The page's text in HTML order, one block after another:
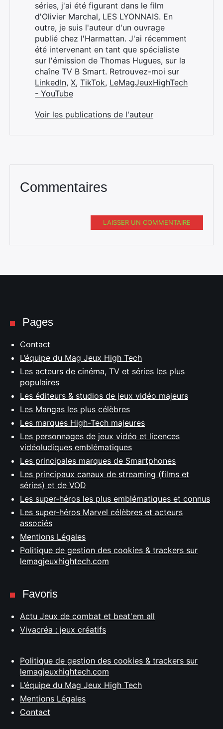
séries, j'ai été figurant dans le film
d'Olivier Marchal, LES LYONNAIS. En
outre, je suis l'auteur d'un ouvrage
publié chez l'Harmattan. J'ai récemment
été intervenant en tant que spécialiste
sur l'émission de Thomas Hugues, sur la
chaîne TV B Smart. Retrouvez-moi sur
LinkedIn, X, TikTok, LeMagJeuxHighTech
- YouTube
Voir les publications de l'auteur
Commentaires
LAISSER UN COMMENTAIRE
Pages
Contact
L’équipe du Mag Jeux High Tech
Les acteurs de cinéma, TV et séries les plus
populaires
Les éditeurs & studios de jeux vidéo majeurs
Les Mangas les plus célèbres
Les marques High-Tech majeures
Les personnages de jeux vidéo et licences
vidéoludiques emblématiques
Les principales marques de Smartphones
Les principaux canaux de streaming (films et
séries) et de VOD
Les super-héros les plus emblématiques et connus
Les super-héros Marvel célèbres et acteurs
associés
Mentions Légales
Politique de gestion des cookies & trackers sur
lemagjeuxhightech.com
Favoris
Actu Jeux de combat et beat'em all
Vivacréa : jeux créatifs
Politique de gestion des cookies & trackers sur
lemagjeuxhightech.com
L’équipe du Mag Jeux High Tech
Mentions Légales
Contact